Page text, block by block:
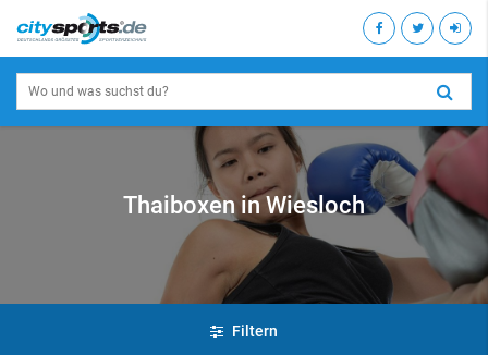
Thaiboxen in Wiesloch
Filtern